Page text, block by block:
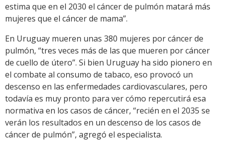
estima que en el 2030 el cáncer de pulmón matará más
mujeres que el cáncer de mama”.
En Uruguay mueren unas 380 mujeres por cáncer de
pulmón, “tres veces más de las que mueren por cáncer
de cuello de útero”. Si bien Uruguay ha sido pionero en
el combate al consumo de tabaco, eso provocó un
descenso en las enfermedades cardiovasculares, pero
todavía es muy pronto para ver cómo repercutirá esa
normativa en los casos de cáncer, “recién en el 2035 se
verán los resultados en un descenso de los casos de
cáncer de pulmón”, agregó el especialista.